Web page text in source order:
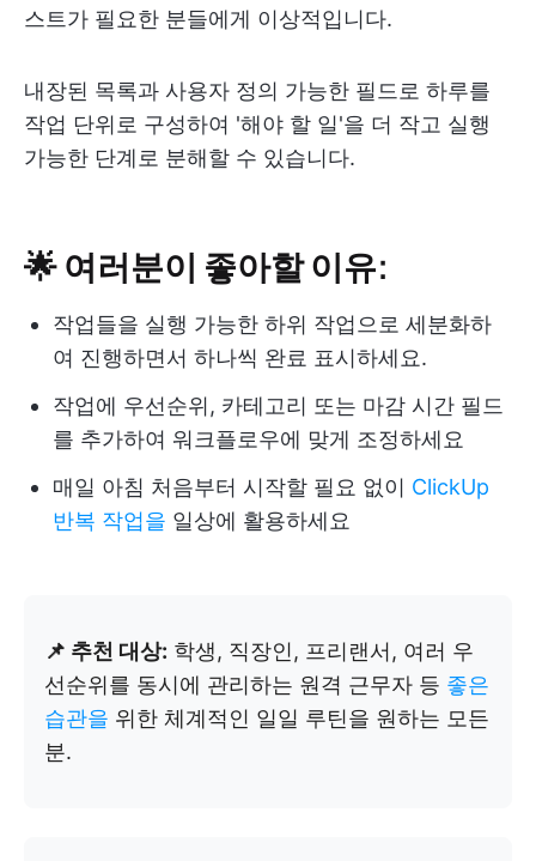
스트가 필요한 분들에게 이상적입니다.
내장된 목록과 사용자 정의 가능한 필드로 하루를
작업 단위로 구성하여 '해야 할 일'을 더 작고 실행
가능한 단계로 분해할 수 있습니다.
🌟 여러분이 좋아할 이유:
작업들을 실행 가능한 하위 작업으로 세분화하
여 진행하면서 하나씩 완료 표시하세요.
작업에 우선순위, 카테고리 또는 마감 시간 필드
를 추가하여 워크플로우에 맞게 조정하세요
매일 아침 처음부터 시작할 필요 없이 ClickUp
반복 작업을 일상에 활용하세요
📌 추천 대상: 학생, 직장인, 프리랜서, 여러 우
선순위를 동시에 관리하는 원격 근무자 등 좋은
습관을 위한 체계적인 일일 루틴을 원하는 모든
분.